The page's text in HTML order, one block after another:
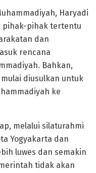
Haryadi
pihak-pihak tertentu
dan
rencana
Bahkan,
diusulkan untuk
ke
melalui silaturahmi
Yogyakarta dan
luwes dan semakin
tidak akan